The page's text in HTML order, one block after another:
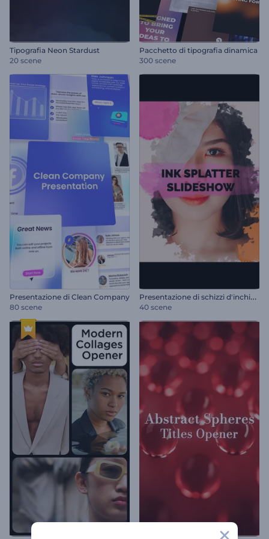
Tipografia Neon Stardust
20 scene
Pacchetto di tipografia dinamica
300 scene
Presentazione di Clean Company
80 scene
P
resentazione di schizzi d'inchiostro
40 scene